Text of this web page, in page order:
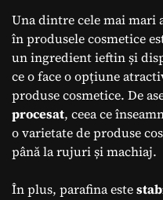
Una dintre cele mai mari
în produsele cosmetice
un ingredient ieftin și
ce o face o opțiune
produse cosmetice. De
procesat, ceea ce
o varietate de produse
până la rujuri și machiaj.
În plus, parafina este